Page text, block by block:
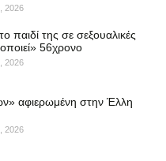
2026
παιδί της σε σεξουαλικές
56χρονο
2026
αφιερωμένη στην Έλλη
2026